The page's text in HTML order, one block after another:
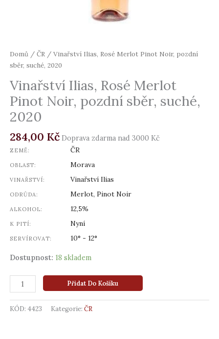
Domů / ČR / Vinařství Ilias, Rosé Merlot Pinot Noir, pozdní
sběr, suché, 2020
Vinařství Ilias, Rosé Merlot
Pinot Noir, pozdní sběr, suché,
2020
284,00 Kč Doprava zdarma nad 3000 Kč
ZEMĚ: ČR
OBLAST: Morava
VINAŘSTVÍ: Vinařství Ilias
ODRŮDA: Merlot, Pinot Noir
ALKOHOL: 12,5%
K PITÍ: Nyní
SERVÍROVAT: 10° - 12°
Dostupnost: 18 skladem
Přidat Do Košíku
KÓD: 4423 Kategorie: ČR